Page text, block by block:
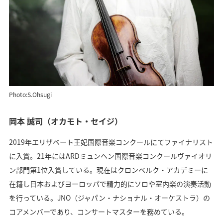
Photo:S.Ohsugi
岡本 誠司（オカモト・セイジ）
2019年エリザベート王妃国際音楽コンクールにてファイナリスト
に入賞。21年にはARDミュンヘン国際音楽コンクールヴァイオリ
ン部門第1位入賞している。現在はクロンベルク・アカデミーに
在籍し日本およびヨーロッパで精力的にソロや室内楽の演奏活動
を行っている。JNO（ジャパン・ナショナル・オーケストラ）の
コアメンバーであり、コンサートマスターを務めている。